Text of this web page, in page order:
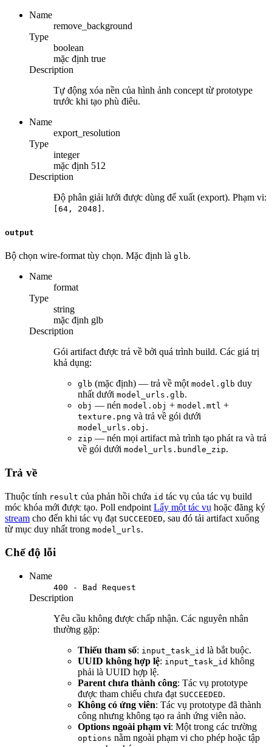
Name
remove_background
Type
boolean
mặc định true
Description
Tự động xóa nền của hình ảnh concept từ prototype
trước khi tạo phù điêu.
Name
export_resolution
Type
integer
mặc định 512
Description
Độ phân giải lưới được dùng để xuất (export). Phạm vi:
[64, 2048] .
output
Bộ chọn wire-format tùy chọn. Mặc định là glb.
Name
format
Type
string
mặc định glb
Description
Gói artifact được trả về bởi quá trình build. Các giá trị
khả dụng:
glb (mặc định) — trả về một model.glb duy
nhất dưới model_urls.glb.
obj — nén model.obj + model.mtl +
texture.png và trả về gói dưới
model_urls.obj .
zip — nén mọi artifact mà trình tạo phát ra và trả
về gói dưới model_urls.bundle_zip.
Trả về
Thuộc tính result của phản hồi chứa id tác vụ của tác vụ build
móc khóa mới được tạo. Poll endpoint Lấy một tác vụ hoặc đăng ký
stream cho đến khi tác vụ đạt SUCCEEDED, sau đó tải artifact xuống
từ mục duy nhất trong model_urls.
Chế độ lỗi
Name
400 - Bad Request
Description
Yêu cầu không được chấp nhận. Các nguyên nhân
thường gặp:
Thiếu tham số: input_task_id là bắt buộc.
UUID không hợp lệ: input_task_id không
phải là UUID hợp lệ.
Parent chưa thành công: Tác vụ prototype
được tham chiếu chưa đạt SUCCEEDED.
Không có ứng viên: Tác vụ prototype đã thành
công nhưng không tạo ra ảnh ứng viên nào.
Options ngoài phạm vi: Một trong các trường
options nằm ngoài phạm vi cho phép hoặc tập